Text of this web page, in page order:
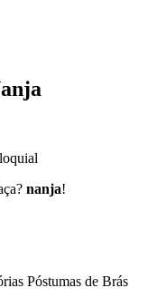
nanja!
Póstumas de Brás